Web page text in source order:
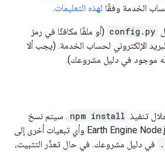
الخدمة وفقًا لهذه التعليمات.
config.py (أو ملفًا مكافئًا في رمز
الإلكتروني لحساب الخدمة. (يجب ألا
موجود في دليل مشروعك).
تنفيذ npm install . سيتم نسخ
واجهة برمجة التطبيقات Earth Engine Node.js وأي تبعيات أخرى إلى
في دليل مشروعك. في حال تعذّر التثبيت،